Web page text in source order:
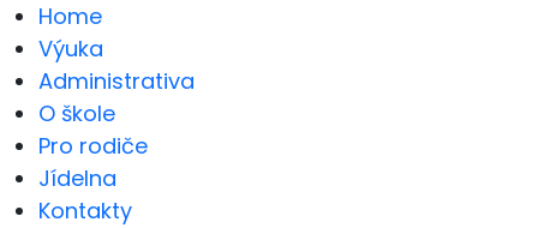
Home
Výuka
Administrativa
O škole
Pro rodiče
Jídelna
Kontakty